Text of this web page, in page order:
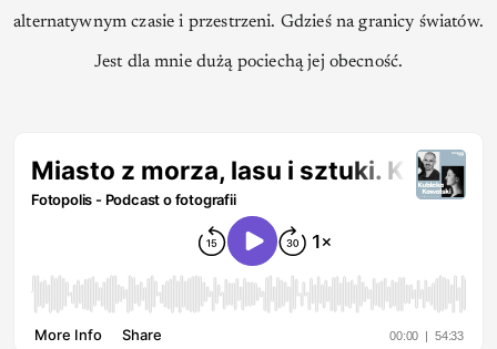
alternatywnym czasie i przestrzeni. Gdzieś na granicy światów.
Jest dla mnie dużą pociechą jej obecność.